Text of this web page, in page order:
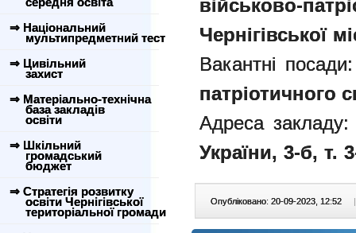
⇒ Національний
мультипредметний тест
⇒ Цивільний
захист
⇒ Матеріально-технічна
база закладів
освіти
⇒ Шкільний
громадський
бюджет
⇒ Стратегія розвитку
освіти Чернігівської
територіальної громади
військово-
Чернігівської
Вакантні
патріотичного
Адреса закладу:
України, 3-б, т.
Опубліковано: 20-09-2023, 12:52 |